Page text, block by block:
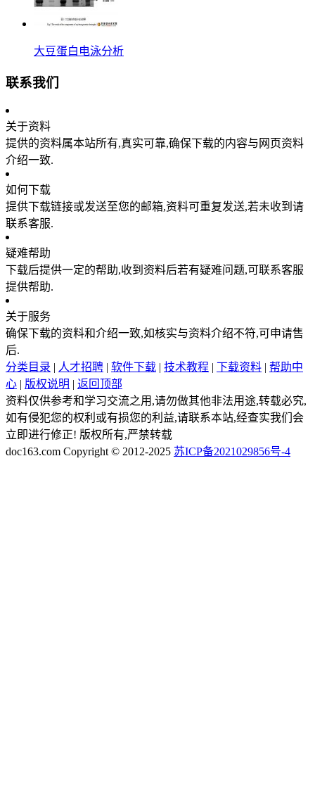
大豆蛋白电泳分析
联系我们
关于资料
提供的资料属本站所有,真实可靠,确保下载的内容与网页资料
介绍一致.
如何下载
提供下载链接或发送至您的邮箱,资料可重复发送,若未收到请
联系客服.
疑难帮助
下载后提供一定的帮助,收到资料后若有疑难问题,可联系客服
提供帮助.
关于服务
确保下载的资料和介绍一致,如核实与资料介绍不符,可申请售
后.
分类目录 | 人才招聘 | 软件下载 | 技术教程 | 下载资料 | 帮助中
心 | 版权说明 | 返回顶部
资料仅供参考和学习交流之用,请勿做其他非法用途,转载必究,
如有侵犯您的权利或有损您的利益,请联系本站,经查实我们会
立即进行修正! 版权所有,严禁转载
doc163.com Copyright © 2012-2025 苏ICP备2021029856号-4